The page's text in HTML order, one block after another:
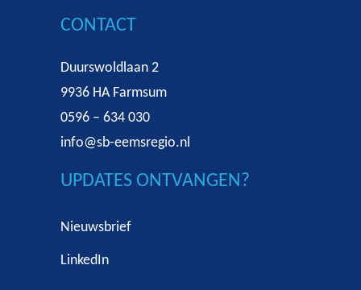
CONTACT
Duurswoldlaan 2
9936 HA Farmsum
0596 – 634 030
info@sb-eemsregio.nl
UPDATES ONTVANGEN?
Nieuwsbrief
LinkedIn